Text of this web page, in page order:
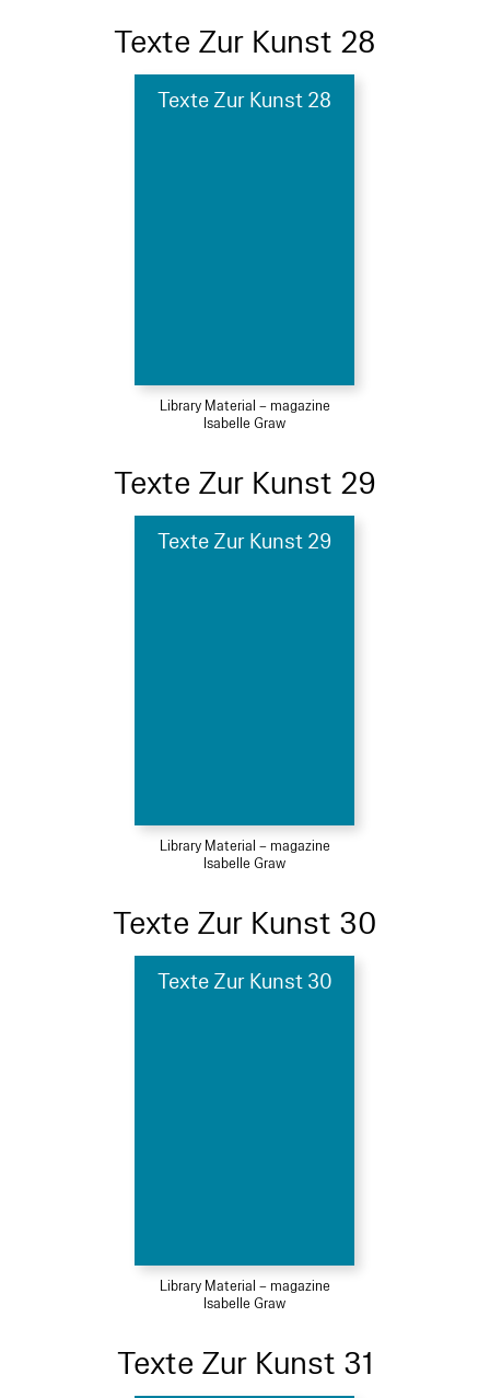
Texte Zur Kunst 28
Texte Zur Kunst 28
Library Material – magazine
Isabelle Graw
Texte Zur Kunst 29
Texte Zur Kunst 29
Library Material – magazine
Isabelle Graw
Texte Zur Kunst 30
Texte Zur Kunst 30
Library Material – magazine
Isabelle Graw
Texte Zur Kunst 31